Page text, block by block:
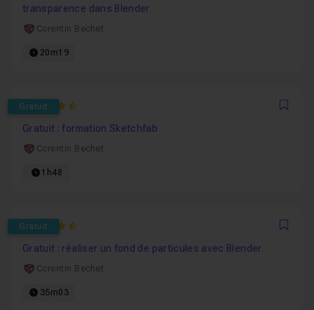
transparence dans Blender
Corentin Bechet
20m19
Gratuit
4.5
Gratuit : formation Sketchfab
Corentin Bechet
1h48
Gratuit
4.2
Gratuit : réaliser un fond de particules avec Blender
Corentin Bechet
35m03